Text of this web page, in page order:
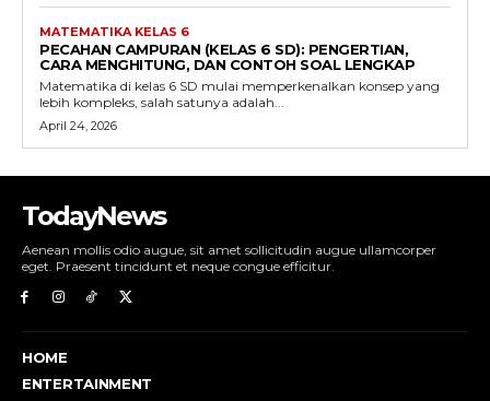
MATEMATIKA KELAS 6
PECAHAN CAMPURAN (KELAS 6 SD): PENGERTIAN,
CARA MENGHITUNG, DAN CONTOH SOAL LENGKAP
Matematika di kelas 6 SD mulai memperkenalkan konsep yang
lebih kompleks, salah satunya adalah...
April 24, 2026
TodayNews
Aenean mollis odio augue, sit amet sollicitudin augue ullamcorper
eget. Praesent tincidunt et neque congue efficitur.
HOME
ENTERTAINMENT